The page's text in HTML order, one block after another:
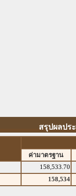
สรุปผลปร
ค่ามาตรฐาน
158,533.70
158,534